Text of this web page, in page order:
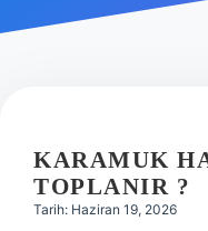
Hakkımızda
KARAMUK
TOPLANIR ?
Tarih: Haziran 19, 2026